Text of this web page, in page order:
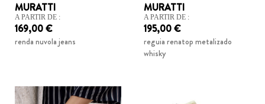
SEMELLES
POINTURE
muratti
MURATTI
A PARTIR DE :
169,00 €
renda nuvola jeans
MURATTI
A PARTIR DE :
195,00 €
reguia renatop metalizado
whisky